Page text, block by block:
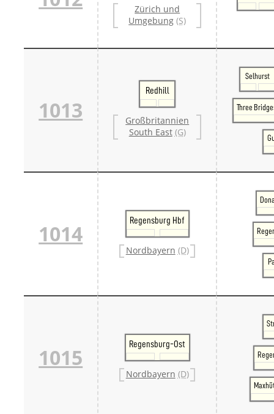
Zürich und
Umgebung (S)
1013
Redhill
Großbritannien
South East (G)
Selhurst
Three
1014
Regensburg Hbf
Nordbayern (D)
1015
Regensburg-Ost
Nordbayern (D)